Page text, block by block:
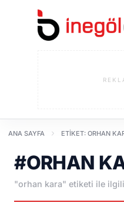
ANA SAYFA ETIKET: ORHAN
#ORHAN
"orhan kara" etiketi ile